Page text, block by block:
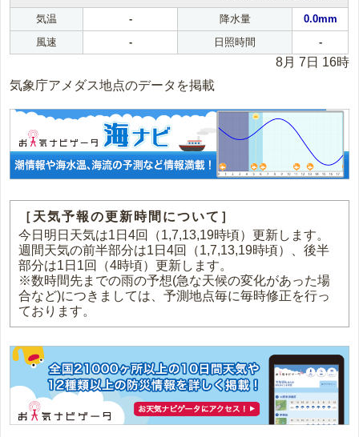
気温 - 降水量
0.0mm
風速
- 日照時間 -
8月 7日 16時
気象庁アメダス地点のデータを掲載
［天気予報の更新時間について］
今日明日天気は1日4回（1,7,13,19時頃）更新します。
週間天気の前半部分は1日4回（1,7,13,19時頃）、後半
部分は1日1回（4時頃）更新します。
※数時間先までの雨の予想(急な天候の変化があった場
合など)につきましては、予測地点毎に毎時修正を行っ
ております。